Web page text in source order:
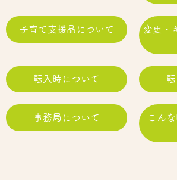
子育て支援品について
変更・
転入時について
事務局について
こん